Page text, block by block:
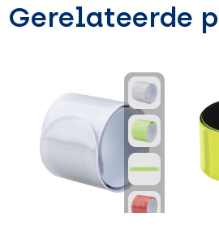
Gerelateerde